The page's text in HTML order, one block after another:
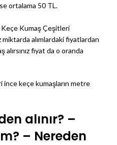
ortalama 50 TL.
Keçe Kumaş Çeşitleri
alımlardaki fiyatlardan
alırsınız fiyat da o oranda
ince keçe kumaşların metre
alınır? –
– Nereden